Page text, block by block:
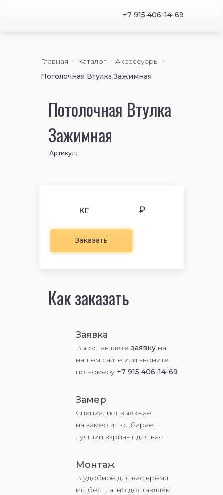
+7 915 406-14-69
Главная Каталог
Аксессуары
Потолочная Втулка Зажимная
Потолочная Втулка
Зажимная
Артикул:
кг ₽
Заказать
Как заказать
Заявка
Вы оставляете заявку на
нашем сайте или звоните
по номеру +7 915 406-14-69
Замер
Специалист выезжает
на замер и подбирает
лучший вариант для вас
Монтаж
В удобное для вас время
мы бесплатно доставляем